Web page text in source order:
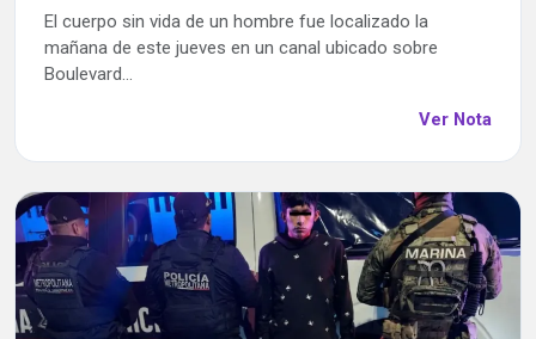
El cuerpo sin vida de un hombre fue localizado la
mañana de este jueves en un canal ubicado sobre
Boulevard...
Ver Nota